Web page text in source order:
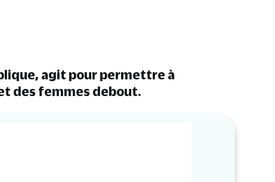
agit pour permettre à
des femmes debout.